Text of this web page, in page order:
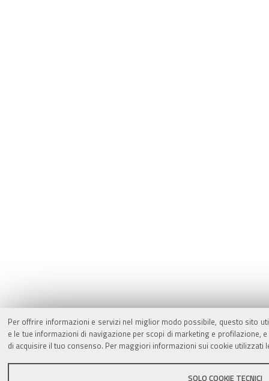
Per offrire informazioni e servizi nel miglior modo possibile, questo sito
e le tue informazioni di navigazione per scopi di marketing e
di acquisire il tuo consenso. Per maggiori informazioni sui cookie utilizzati
SOLO COOKIE TECNICI